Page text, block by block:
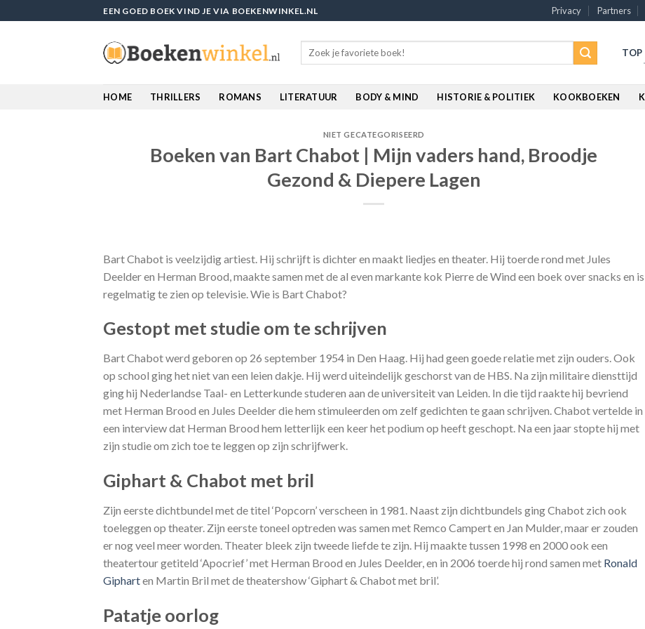
to
EEN GOED BOEK VIND JE VIA BOEKENWINKEL.NL Privacy Partners
Search
TOP
HOME THRILLERS ROMANS LITERATUUR BODY & MIND HISTORIE & POLITIEK KOOKBOEKEN
NIET GECATEGORISEERD
Boeken van Bart Chabot | Mijn vaders hand, Broodje
Gezond & Diepere Lagen
Bart Chabot is veelzijdig artiest. Hij schrijft is dichter en maakt liedjes en theater. Hij toerde rond met Jules
Deelder en Herman Brood, maakte samen met de al even markante kok Pierre de Wind een boek over snacks en is
regelmatig te zien op televisie. Wie is Bart Chabot?
Gestopt met studie om te schrijven
Bart Chabot werd geboren op 26 september 1954 in Den Haag. Hij had geen goede relatie met zijn ouders. Ook
op school ging het niet van een leien dakje. Hij werd uiteindelijk geschorst van de HBS. Na zijn militaire diensttijd
ging hij Nederlandse Taal- en Letterkunde studeren aan de universiteit van Leiden. In die tijd raakte hij bevriend
met Herman Brood en Jules Deelder die hem stimuleerden om zelf gedichten te gaan schrijven. Chabot vertelde in
een interview dat Herman Brood hem letterlijk een keer het podium op heeft geschopt. Na een jaar stopte hij met
zijn studie om zich toe te leggen op zijn schrijfwerk.
Giphart & Chabot met bril
Zijn eerste dichtbundel met de titel ‘Popcorn’ verscheen in 1981. Naast zijn dichtbundels ging Chabot zich ook
toeleggen op theater. Zijn eerste toneel optreden was samen met Remco Campert en Jan Mulder, maar er zouden
er nog veel meer worden. Theater bleek zijn tweede liefde te zijn. Hij maakte tussen 1998 en 2000 ook een
theatertour getiteld ‘Apocrief’ met Herman Brood en Jules Deelder, en in 2006 toerde hij rond samen met Ronald
Gipharten Martin Bril met de theatershow ‘Giphart & Chabot met bril’.
Patatje oorlog